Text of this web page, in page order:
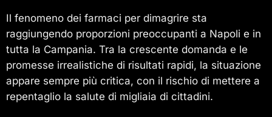
Il fenomeno dei farmaci per dimagrire sta
raggiungendo proporzioni preoccupanti a Napoli e in
tutta la Campania. Tra la crescente domanda e le
promesse irrealistiche di risultati rapidi, la situazione
appare sempre più critica, con il rischio di mettere a
repentaglio la salute di migliaia di cittadini.